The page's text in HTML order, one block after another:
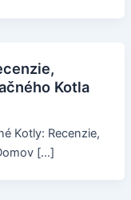
Kotla
Kotly: Recenzie,
[…]